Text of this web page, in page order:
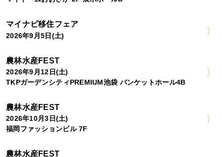
マイナビ移住フェア
2026年9月5日(土)
農林水産FEST
2026年9月12日(土)
TKPガーデンシティPREMIUM池袋 バンケットホール4B
農林水産FEST
2026年10月3日(土)
福岡ファッションビル 7F
農林水産FEST